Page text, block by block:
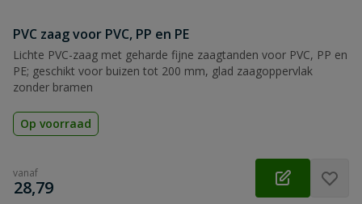
PVC zaag voor PVC, PP en PE
Lichte PVC-zaag met geharde fijne zaagtanden voor PVC, PP en
PE; geschikt voor buizen tot 200 mm, glad zaagoppervlak
zonder bramen
Op voorraad
vanaf
€
28,79